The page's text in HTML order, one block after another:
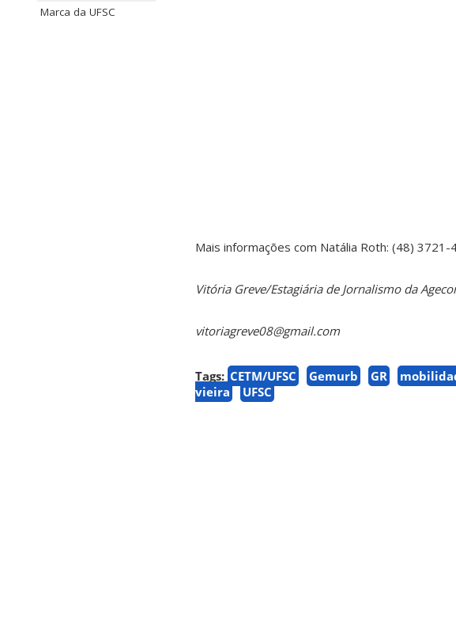
Marca da UFSC
Mais informações com Natália Roth: (48) 3721-
Vitória Greve/Estagiária de Jornalismo da
vitoriagreve08@gmail.com
Tags: CETM/UFSC Gemurb GR
vieira
UFSC